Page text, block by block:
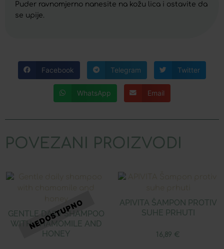
Puder ravnomjerno nanesite na kožu lica i ostavite da
se upije.
Facebook Telegram Twitter
WhatsApp Email
POVEZANI PROIZVODI
GENTLE DAILY SHAMPOO
WITH CHAMOMILE AND
HONEY
APIVITA ŠAMPON PROTIV
SUHE PRHUTI
16,89 €